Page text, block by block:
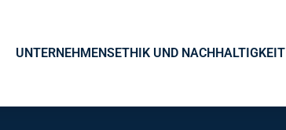
UNTERNEHMENSETHIK UND NACHHALTIGKEIT